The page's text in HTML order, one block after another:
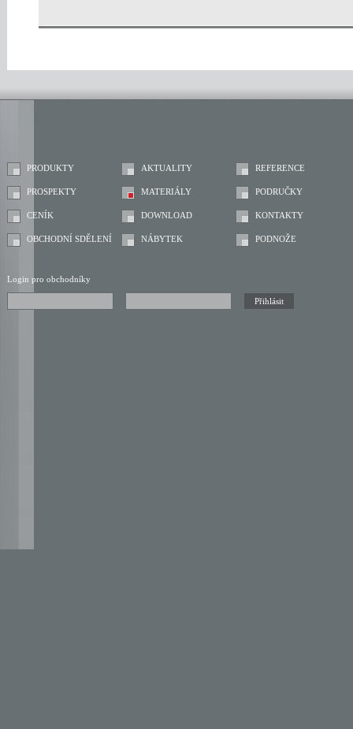
PRODUKTY AKTUALITY REFERENCE
PROSPEKTY MATERIÁLY PODRUČKY
CENÍK DOWNLOAD KONTAKTY
OBCHODNÍ SDĚLENÍ NÁBYTEK PODNOŽE
Login pro obchodníky